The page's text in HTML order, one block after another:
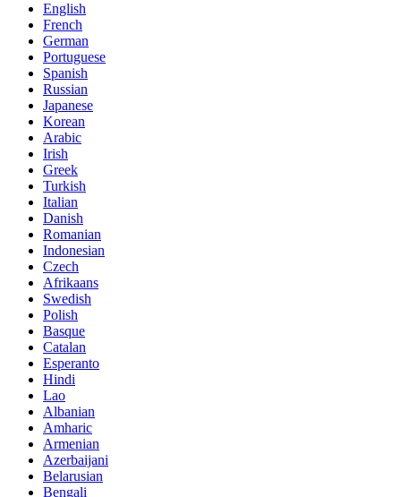
English
French
German
Portuguese
Spanish
Russian
Japanese
Korean
Arabic
Irish
Greek
Turkish
Italian
Danish
Romanian
Indonesian
Czech
Afrikaans
Swedish
Polish
Basque
Catalan
Esperanto
Hindi
Lao
Albanian
Amharic
Armenian
Azerbaijani
Belarusian
Bengali